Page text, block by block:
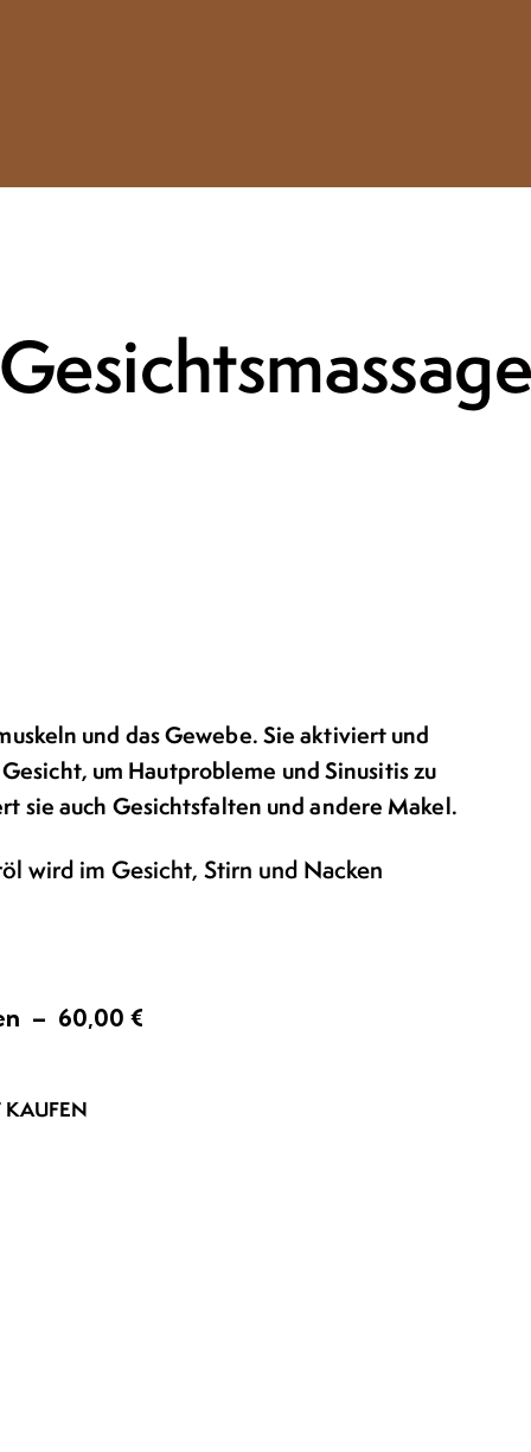
Gesichtsmassage
und das Gewebe. Sie aktiviert und
um Hautprobleme und Sinusitis zu
sie auch Gesichtsfalten und andere Makel.
wird im Gesicht, Stirn und Nacken
– 60,00 €
KAUFEN